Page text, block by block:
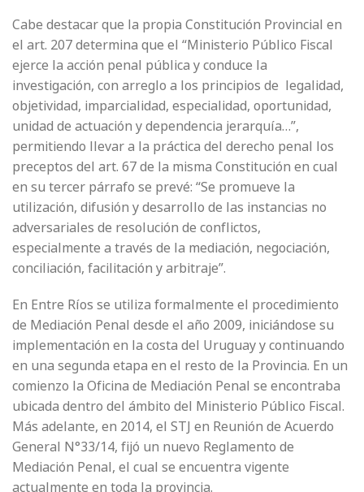
Cabe destacar que la propia Constitución Provincial en
el art. 207 determina que el “Ministerio Público Fiscal
ejerce la acción penal pública y conduce la
investigación, con arreglo a los principios de legalidad,
objetividad, imparcialidad, especialidad, oportunidad,
unidad de actuación y dependencia jerarquía…”,
permitiendo llevar a la práctica del derecho penal los
preceptos del art. 67 de la misma Constitución en cual
en su tercer párrafo se prevé: “Se promueve la
utilización, difusión y desarrollo de las instancias no
adversariales de resolución de conflictos,
especialmente a través de la mediación, negociación,
conciliación, facilitación y arbitraje”.
En Entre Ríos se utiliza formalmente el procedimiento
de Mediación Penal desde el año 2009, iniciándose su
implementación en la costa del Uruguay y continuando
en una segunda etapa en el resto de la Provincia. En un
comienzo la Oficina de Mediación Penal se encontraba
ubicada dentro del ámbito del Ministerio Público Fiscal.
Más adelante, en 2014, el STJ en Reunión de Acuerdo
General N°33/14, fijó un nuevo Reglamento de
Mediación Penal, el cual se encuentra vigente